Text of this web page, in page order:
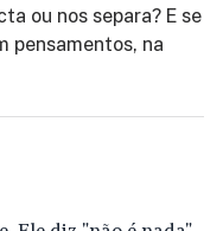
ou nos separa? E se
pensamentos, na